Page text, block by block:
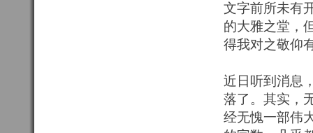
文字前所未有
的大雅之堂，
得我对之敬仰
近日听到消息
落了。其实，
经无愧一部伟